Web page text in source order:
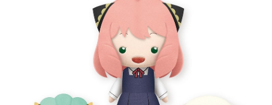
每筆NT$65，滿NT$1,300(含以上)免運費
(不開放使用，請勿選取）
每筆NT$65，滿NT$1,300(含以上)免運費